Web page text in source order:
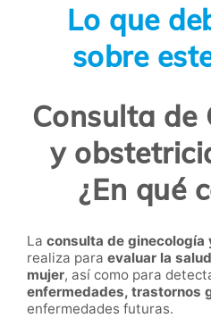
Lo que
sobre
Consulta de
y
¿En qué
La consulta de ginecología
realiza para evaluar la
mujer, así como para
enfermedades, trastornos
enfermedades futuras.